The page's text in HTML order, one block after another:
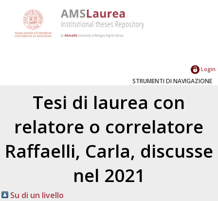
Login
STRUMENTI DI NAVIGAZIONE
Tesi di laurea con
relatore o correlatore
Raffaelli, Carla, discusse
nel 2021
Su di un livello